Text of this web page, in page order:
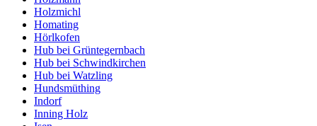
Holzmichl
Homating
Hörlkofen
Hub bei Grüntegernbach
Hub bei Schwindkirchen
Hub bei Watzling
Hundsmüthing
Indorf
Inning Holz